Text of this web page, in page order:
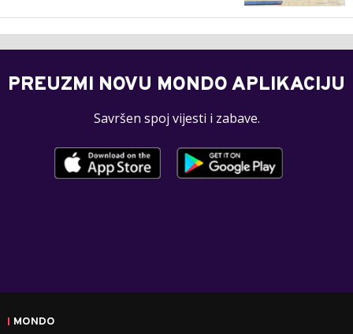
PREUZMI NOVU MONDO APLIKACIJU
Savršen spoj vijesti i zabave.
MONDO